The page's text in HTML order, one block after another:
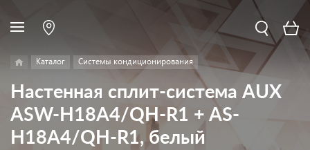
Каталог Системы кондиционирования
Настенная сплит-система AUX
ASW-H18A4/QH-R1 + AS-
H18A4/QH-R1, белый